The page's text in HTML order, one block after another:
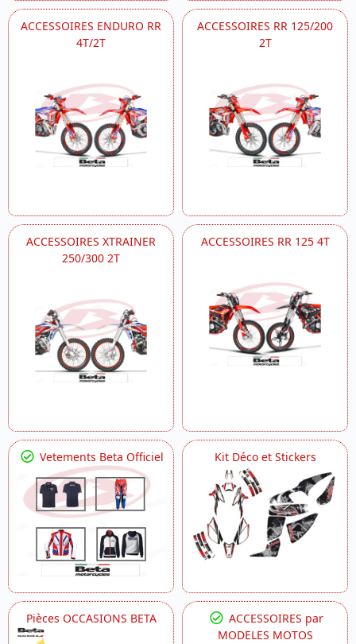
ACCESSOIRES ENDURO RR
4T/2T
ACCESSOIRES RR 125/200
2T
ACCESSOIRES XTRAINER
250/300 2T
ACCESSOIRES RR 125 4T
Vetements Beta Officiel Kit Déco et Stickers
Pièces OCCASIONS BETA
ACCESSOIRES par
MODELES MOTOS